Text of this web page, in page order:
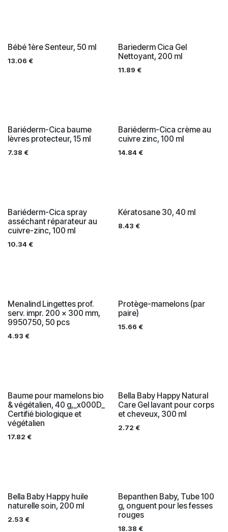
Bébé 1ère Senteur, 50 ml
13.06 €
Bariederm Cica Gel
Nettoyant, 200 ml
11.89 €
Bariéderm-Cica baume
lèvres protecteur, 15 ml
7.38 €
Bariéderm-Cica crème au
cuivre zinc, 100 ml
14.84€
Bariéderm-Cica spray
asséchant réparateur au
cuivre-zinc, 100 ml
10.34 €
Kératosane 30, 40 ml
8.43 €
Menalind Lingettes prof.
serv. impr. 200 x 300 mm,
9950750, 50 pcs
4.93 €
Protège-mamelons (par
paire)
15.66 €
Baume pour mamelons bio
& végétalien, 40 g,_x000D_
Certifié biologique et
végétalien
17.82 €
Bella Baby Happy Natural
Care Gel lavant pour corps
et cheveux, 300 ml
2.72 €
Bella Baby Happy huile
naturelle soin, 200 ml
2.53 €
Bepanthen Baby, Tube 100
g, onguent pour les fesses
rouges
18.38 €